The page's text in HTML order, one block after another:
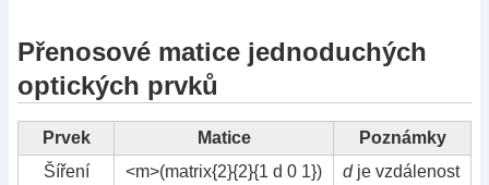
Přenosové matice jednoduchých
optických prvků
Prvek Matice
Poznámky
Šíření
<m>(matrix{2}{2}{1 d 0 1})
dje vzdálenost